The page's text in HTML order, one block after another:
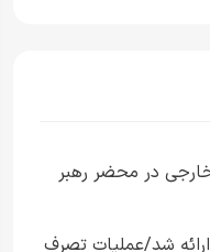
در محضر رهبر
شد/عملیات تصرف